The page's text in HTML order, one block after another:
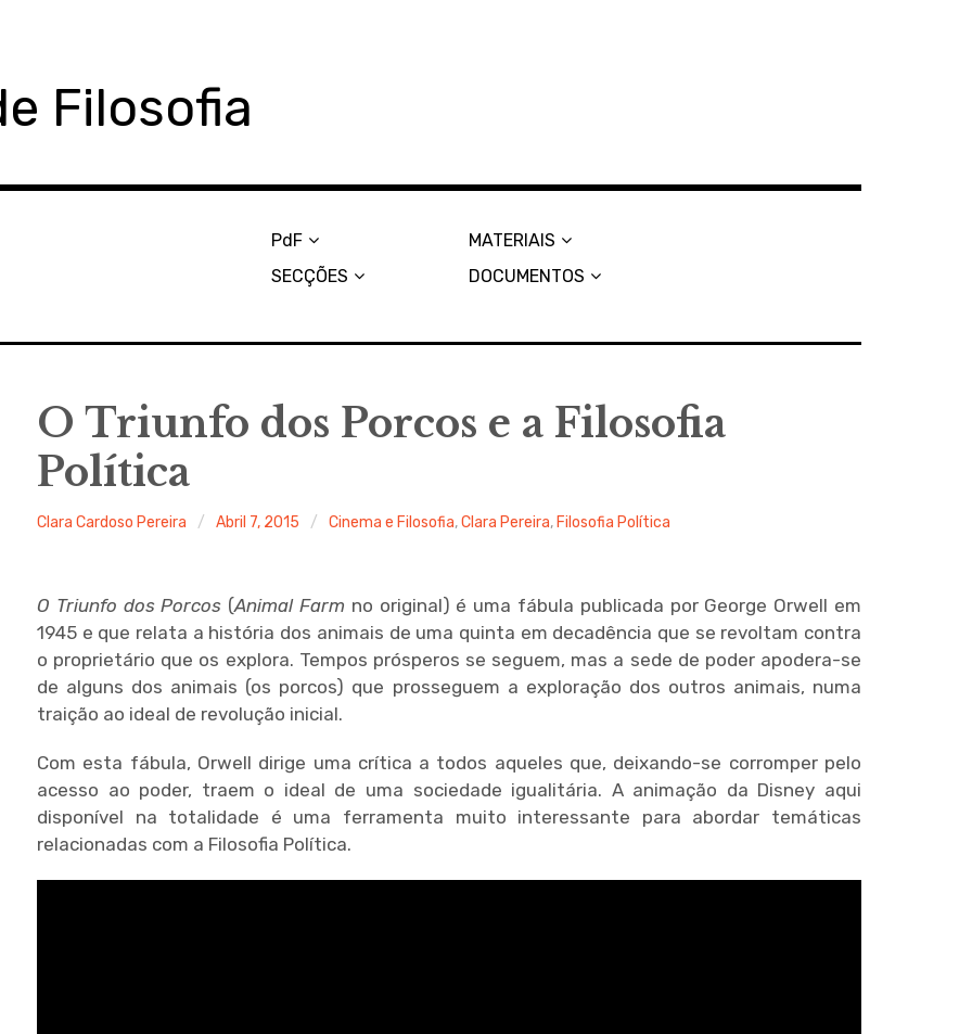
Filosofia
PdF
SECÇÕES
MATERIAIS
DOCUMENTOS
O Triunfo dos Porcos e a Filosofia
Política
Clara Cardoso Pereira Abril 7, 2015 Cinema e Filosofia,Clara Pereira, Filosofia Política
O Triunfo dos Porcos (Animal Farm no original) é uma fábula publicada por George Orwell em
1945 e que relata a história dos animais de uma quinta em decadência que se revoltam contra
o proprietário que os explora. Tempos prósperos se seguem, mas a sede de poder apodera-se
de alguns dos animais (os porcos) que prosseguem a exploração dos outros animais, numa
traição ao ideal de revolução inicial.
Com esta fábula, Orwell dirige uma crítica a todos aqueles que, deixando-se corromper pelo
acesso ao poder, traem o ideal de uma sociedade igualitária. A animação da Disney aqui
disponível na totalidade é uma ferramenta muito interessante para abordar temáticas
relacionadas com a Filosofia Política.